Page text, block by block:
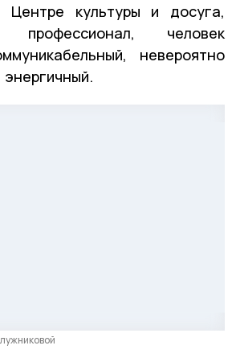
Центре культуры и досуга,
человек
невероятно